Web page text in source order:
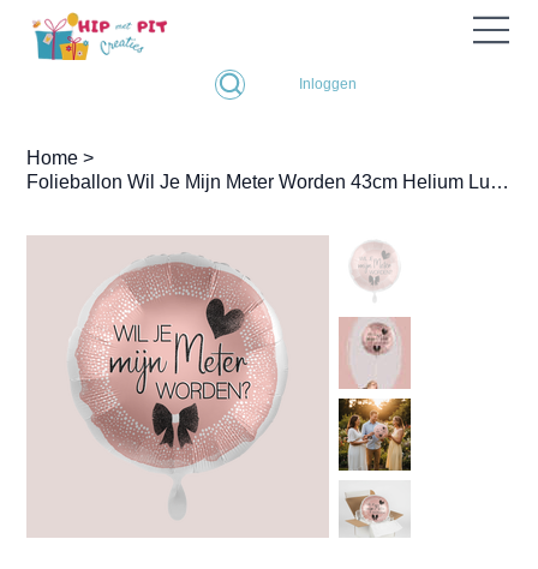
Inloggen
Home >
Folieballon Wil Je Mijn Meter Worden 43cm Helium Lucht